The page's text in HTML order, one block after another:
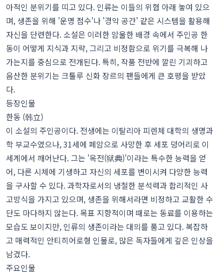
아적인 분위기를 띠고 있다. 인류는 이들의 위협 아래 놓여 있으
며, 생존을 위해 '운명 점수'나 '경악 공간' 같은 시스템을 활용해
자신을 단련한다. 소설은 이러한 암울한 배경 속에서 주인공 한
동이 어떻게 지식과 지략, 그리고 비정함으로 위기를 극복해 나
가는지를 중심으로 전개된다. 특히, 작품 전반에 깔린 기괴하고
음산한 분위기는 크툴루 신화 장르의 팬들에게 큰 호평을 받았
다.
등장인물
한동 (韩立)
이 소설의 주인공이다. 전생에는 이탈리아 피렌체 대학의 생명과
학 부교수였으나, 31세에 폐암으로 사망한 후 세포 덩어리로 이
세계에서 깨어난다. 그는 '옥전(狱典)'이라는 특수한 능력을 얻
어, 다른 시체에 기생하고 자신의 세포를 변이시켜 다양한 능력
을 구사할 수 있다. 과학자로서의 냉철한 분석력과 합리적인 사
고방식을 가지고 있으며, 생존을 위해서라면 비정하고 교활한 수
단도 마다하지 않는다. 목표 지향적이며 때로는 동료를 이용하는
모습도 보이지만, 인류의 생존이라는 대의를 품고 있다. 복잡하
고 매력적인 안티히어로형 인물로, 많은 독자들에게 깊은 인상을
남겼다.
주요인물